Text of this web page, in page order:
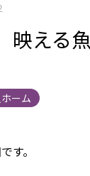
映える
ーム
す。